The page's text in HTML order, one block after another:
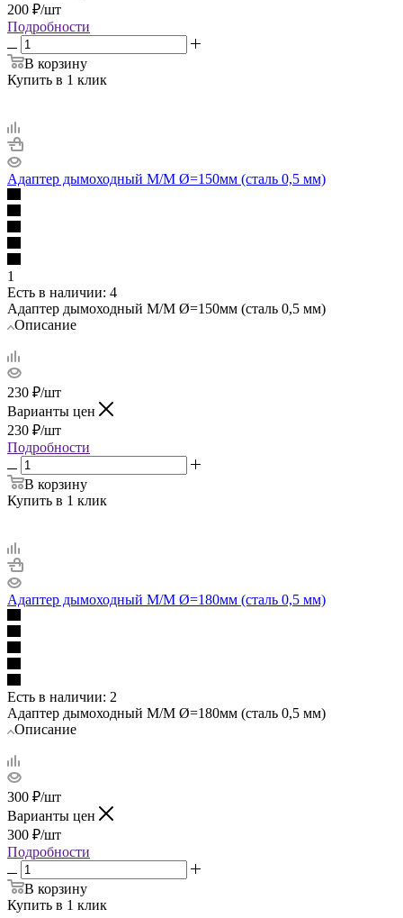
200 ₽/шт
Подробности
В корзину
Купить в 1 клик
Адаптер дымоходный М/М Ø=150мм (сталь 0,5 мм)
1
Есть в наличии: 4
Адаптер дымоходный М/М Ø=150мм (сталь 0,5 мм)
Описание
230 ₽/шт
Варианты цен
230 ₽/шт
Подробности
В корзину
Купить в 1 клик
Адаптер дымоходный М/М Ø=180мм (сталь 0,5 мм)
Есть в наличии: 2
Адаптер дымоходный М/М Ø=180мм (сталь 0,5 мм)
Описание
300 ₽/шт
Варианты цен
300 ₽/шт
Подробности
В корзину
Купить в 1 клик